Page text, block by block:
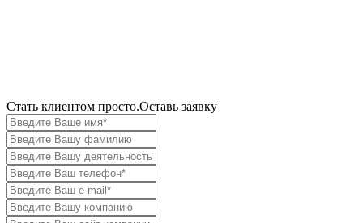
Cтать клиентом просто.Оставь заявку